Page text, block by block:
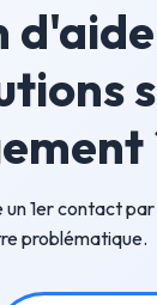
un 1er contact
problématique.